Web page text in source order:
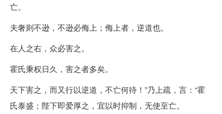
亡。
夫奢则不逊，不逊必侮上；侮上者，逆道也。
在人之右，众必害之。
霍氏秉权日久，害之者多矣。
天下害之，而又行以逆道，不亡何待！”乃上疏，言：“霍
氏泰盛；陛下即爱厚之，宜以时抑制，无使至亡。